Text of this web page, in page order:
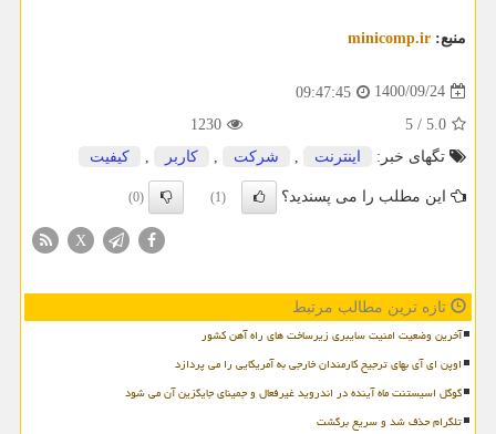
منبع: minicomp.ir
1400/09/24
09:47:45
5.0
/
5
1230
تگهای خبر:
اینترنت شركت كاربر كیفیت
این مطلب را می پسندید؟ (1)
(0)
X
تازه ترین مطالب مرتبط
آخرین وضعیت امنیت سایبری زیرساخت های راه آهن کشور
اوپن ای آی بهای ترجیح کارمندان خارجی به آمریکایی را می پردازد
گوگل اسیستنت ماه آینده در اندروید غیرفعال و جمینای جایگزین آن می شود
تلگرام حذف شد و سریع برگشت